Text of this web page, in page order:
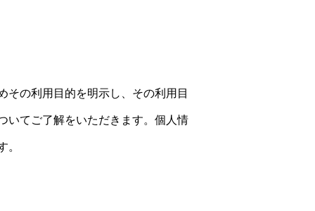
その利用目的を明示し、その利用目
いてご了解をいただきます。個人情
。